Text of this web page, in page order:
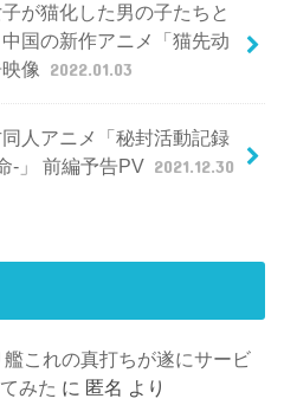
が猫化した男の子たちと
国の新作アニメ「猫先动
像
2022.01.03
人アニメ「秘封活動記録
-」 前編予告PV 2021.12.30
艦これの真打ちが遂にサービ
みた に 匿名 より